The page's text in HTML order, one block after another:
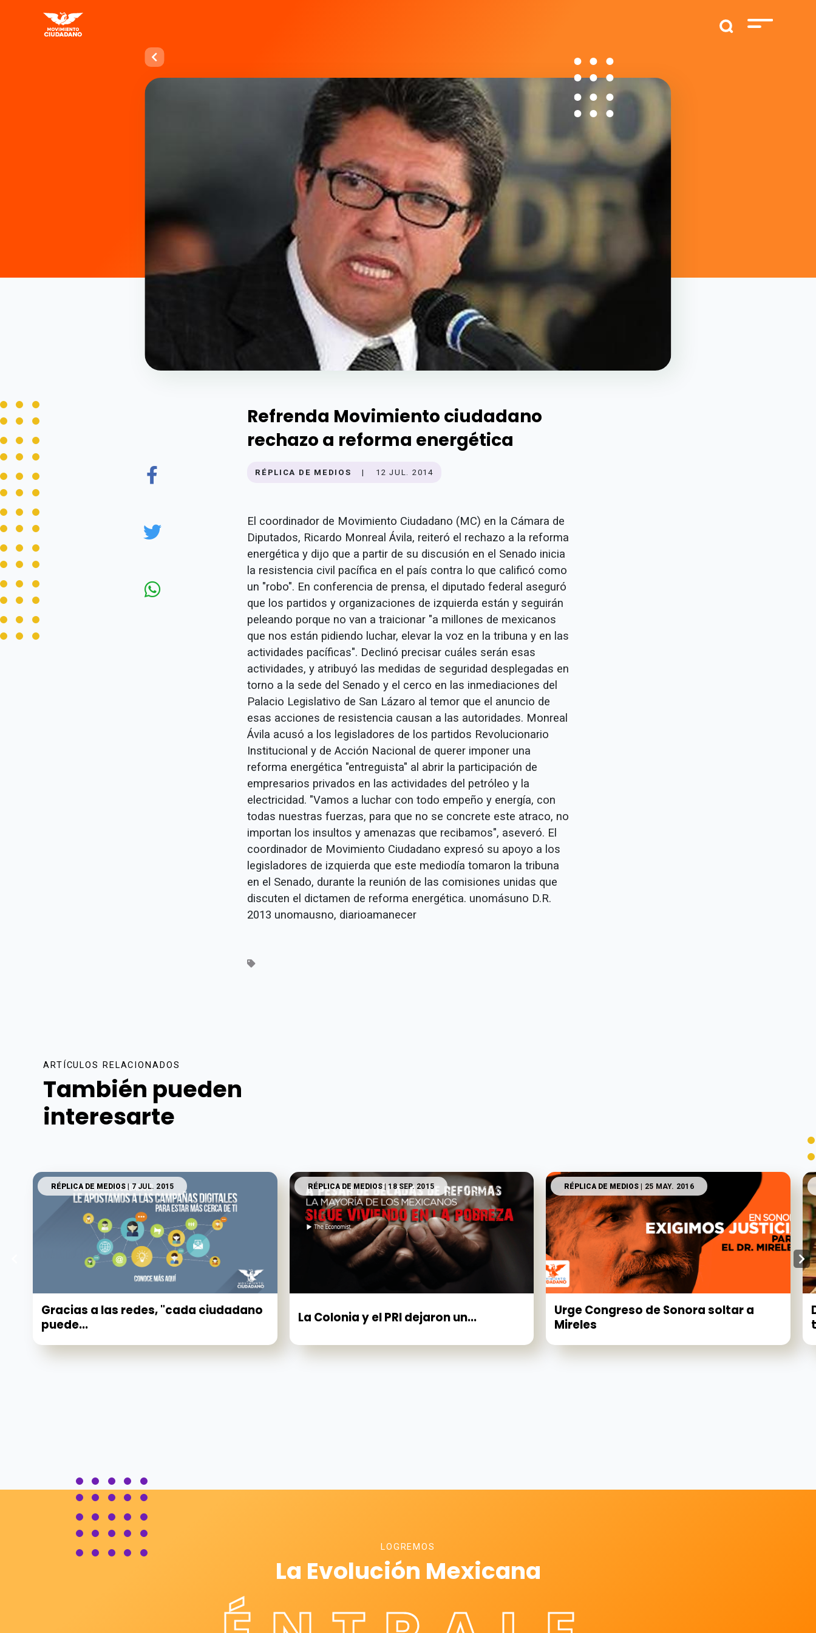
Refrenda Movimiento ciudadano
rechazo a reforma energética
RÉPLICA DE MEDIOS | 12 JUL. 2014
El coordinador de Movimiento Ciudadano (MC) en la Cámara de
Diputados, Ricardo Monreal Ávila, reiteró el rechazo a la reforma
energética y dijo que a partir de su discusión en el Senado inicia
la resistencia civil pacífica en el país contra lo que calificó como
un "robo". En conferencia de prensa, el diputado federal aseguró
que los partidos y organizaciones de izquierda están y seguirán
peleando porque no van a traicionar "a millones de mexicanos
que nos están pidiendo luchar, elevar la voz en la tribuna y en las
actividades pacíficas". Declinó precisar cuáles serán esas
actividades, y atribuyó las medidas de seguridad desplegadas en
torno a la sede del Senado y el cerco en las inmediaciones del
Palacio Legislativo de San Lázaro al temor que el anuncio de
esas acciones de resistencia causan a las autoridades. Monreal
Ávila acusó a los legisladores de los partidos Revolucionario
Institucional y de Acción Nacional de querer imponer una
reforma energética "entreguista" al abrir la participación de
empresarios privados en las actividades del petróleo y la
electricidad. "Vamos a luchar con todo empeño y energía, con
todas nuestras fuerzas, para que no se concrete este atraco, no
importan los insultos y amenazas que recibamos", aseveró. El
coordinador de Movimiento Ciudadano expresó su apoyo a los
legisladores de izquierda que este mediodía tomaron la tribuna
en el Senado, durante la reunión de las comisiones unidas que
discuten el dictamen de reforma energética. unomásuno D.R.
2013 unomausno, diarioamanecer
ARTÍCULOS RELACIONADOS
También pueden
interesarte
RÉPLICA DE MEDIOS | 7 JUL. 2015
Gracias a las redes, "cada ciudadano
puede...
RÉPLICA DE MEDIOS| 18 SEP. 2015
La Colonia y el PRI dejaron un...
RÉPLICA DE MEDIOS | 25 MAY. 2016
Urge Congreso de Sonora soltar a
Mireles
LOGREMOS
La Evolución Mexicana